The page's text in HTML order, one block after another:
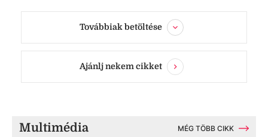
Továbbiak betöltése
Ajánlj nekem cikket
Multimédia MÉG TÖBB CIKK